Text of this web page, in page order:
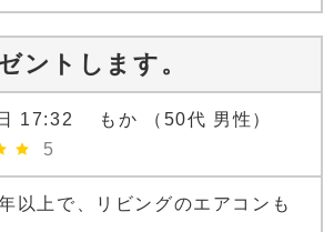
ントします。
17:32 もか （50代 男性）
5
以上で、リビングのエアコンも